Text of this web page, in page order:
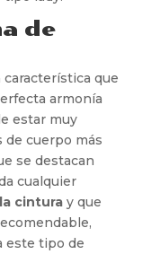
de
que
armonía
estar muy
de cuerpo más
se destacan
cualquier
cinturay que
este tipo de